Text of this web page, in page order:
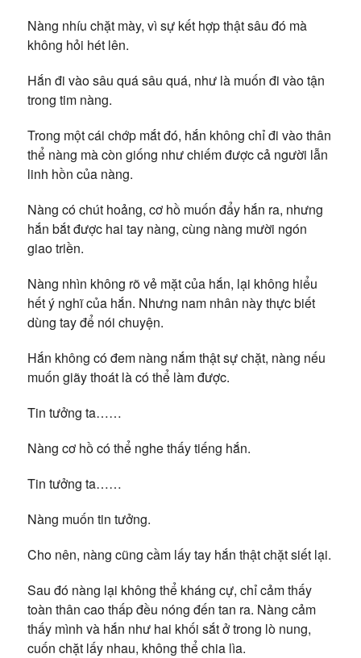
Nàng nhíu chặt mày, vì sự kết hợp thật sâu đó mà
không hỏi hét lên.
Hắn đi vào sâu quá sâu quá, như là muốn đi vào tận
trong tim nàng.
Trong một cái chớp mắt đó, hắn không chỉ đi vào thân
thể nàng mà còn giống như chiếm được cả người lẫn
linh hồn của nàng.
Nàng có chút hoảng, cơ hồ muốn đẩy hắn ra, nhưng
hắn bắt được hai tay nàng, cùng nàng mười ngón
giao triền.
Nàng nhìn không rõ vẻ mặt của hắn, lại không hiểu
hết ý nghĩ của hắn. Nhưng nam nhân này thực biết
dùng tay để nói chuyện.
Hắn không có đem nàng nắm thật sự chặt, nàng nếu
muốn giãy thoát là có thể làm được.
Tin tưởng ta……
Nàng cơ hồ có thể nghe thấy tiếng hắn.
Tin tưởng ta……
Nàng muốn tin tưởng.
Cho nên, nàng cũng cầm lấy tay hắn thật chặt siết lại.
Sau đó nàng lại không thể kháng cự, chỉ cảm thấy
toàn thân cao thấp đều nóng đến tan ra. Nàng cảm
thấy mình và hắn như hai khối sắt ở trong lò nung,
cuốn chặt lấy nhau, không thể chia lìa.